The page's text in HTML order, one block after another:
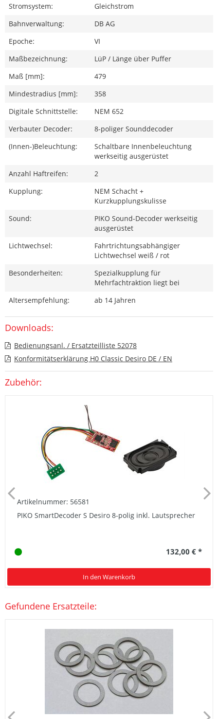
Stromsystem:
Gleichstrom
Bahnverwaltung:
DB AG
Epoche:
VI
Maßbezeichnung:
LüP / Länge über Puffer
Maß [mm]:
479
Mindestradius [mm]:
358
Digitale Schnittstelle:
NEM 652
Verbauter Decoder:
8-poliger Sounddecoder
(Innen-)Beleuchtung:
Schaltbare Innenbeleuchtung
werkseitig ausgerüstet
Anzahl Haftreifen:
2
Kupplung:
NEM Schacht +
Kurzkupplungskulisse
Sound:
PIKO Sound-Decoder werkseitig
ausgerüstet
Lichtwechsel:
Fahrtrichtungsabhängiger
Lichtwechsel weiß / rot
Besonderheiten:
Spezialkupplung für
Mehrfachtraktion liegt bei
Altersempfehlung:
ab 14 Jahren
Downloads:
Bedienungsanl. / Ersatzteilliste 52078
Konformitätserklärung H0 Classic Desiro DE / EN
Zubehör:
Artikelnummer: 56581
PIKO SmartDecoder S Desiro 8-polig inkl. Lautsprecher
132,00 € *
In den Warenkorb
Gefundene Ersatzteile: